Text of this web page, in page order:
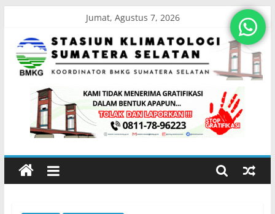
content
Jumat, Agustus 7, 2026
Stasiun
Klimatologi
Sumatera